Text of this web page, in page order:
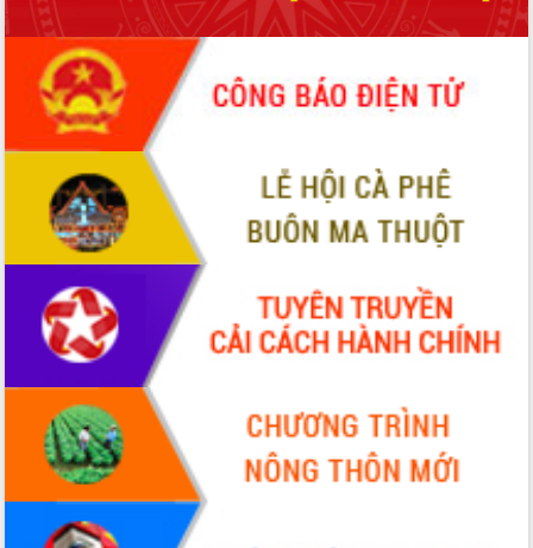
Nâng cao hiệu lực, hiệu quả HĐND
tỉnh thông qua hiện đại hóa hành chính
Xã Ea Phê gắn cải cách hành chính với
chuyển đổi số
Phó Chủ tịch Thường trực UBND tỉnh
Hồ Thị Nguyên Thảo làm việc tại Trung
tâm Phục vụ hành chính công xã Ea
Xây dựng nền hành chính số đồng
hành cùng nông dân dân, doanh nghiệp
Giai đoạn 2026-2030, Đắk Lắk phấn
đấu có 77% xã đạt chuẩn nông thôn
mới
Chuyển đổi số 'mở đường' cho nông
nghiệp Đắk Lắk tăng trưởng bứt phá
Triển khai đồng bộ đo đạc, lập hồ sơ
địa chính, hoàn thiện cơ sở dữ liệu đất
Ứng dụng sinh trắc học - Bước tiến
trong hành trình chuyển đổi số tại Đắk